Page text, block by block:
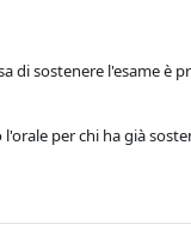
di sostenere l'esame è
per chi ha già